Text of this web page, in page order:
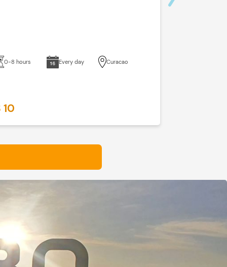
0-8 hours Every day Curacao
10